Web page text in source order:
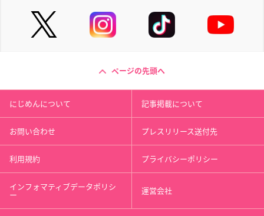
ページの先頭へ
にじめんについて 記事掲載について
お問い合わせ プレスリリース送付先
利用規約 プライバシーポリシー
インフォマティブデータポリシ
ー 運営会社